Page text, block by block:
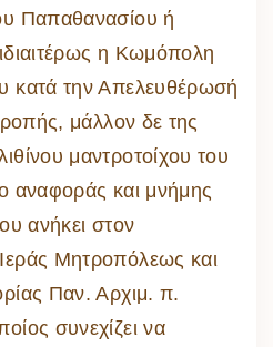
Παπαθανασίου ή
η Κωμόπολη
κατά την Απελευθέρωσή
μάλλον δε της
μαντροτοίχου του
αναφοράς και μνήμης
ανήκει στον
Μητροπόλεως και
Παν. Αρχιμ. π.
συνεχίζει να